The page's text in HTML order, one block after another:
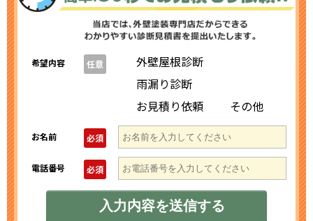
希望内容 任意
外壁屋根診断
雨漏り診断
お見積り依頼
その他
お名前 必須
電話番号 必須